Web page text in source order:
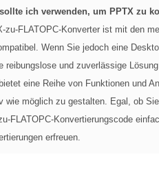
ich verwenden, um PPTX zu
zu-FLATOPC-Konverter ist mit den
Wenn Sie jedoch eine
reibungslose und zuverlässige
eine Reihe von Funktionen und
wie möglich zu gestalten. Egal, ob
FLATOPC-Konvertierungscode
erfreuen.